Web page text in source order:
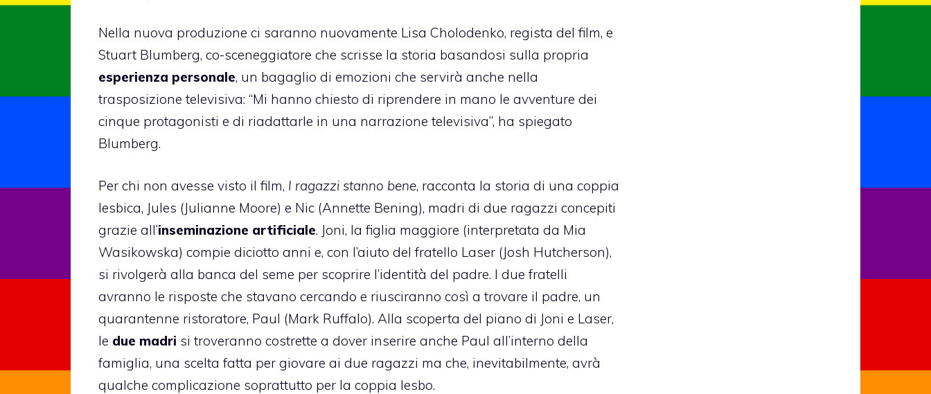
Nella nuova produzione ci saranno nuovamente Lisa Cholodenko, regista del film, e
Stuart Blumberg, co-sceneggiatore che scrisse la storia basandosi sulla propria
esperienza personale, un bagaglio di emozioni che servirà anche nella
trasposizione televisiva: “Mi hanno chiesto di riprendere in mano le avventure dei
cinque protagonisti e di riadattarle in una narrazione televisiva”, ha spiegato
Blumberg.
Per chi non avesse visto il film, I ragazzi stanno bene, racconta la storia di una coppia
lesbica, Jules (Julianne Moore) e Nic (Annette Bening), madri di due ragazzi concepiti
grazie all’inseminazione artificiale. Joni, la figlia maggiore (interpretata da Mia
Wasikowska) compie diciotto anni e, con l’aiuto del fratello Laser (Josh Hutcherson),
si rivolgerà alla banca del seme per scoprire l’identità del padre. I due fratelli
avranno le risposte che stavano cercando e riusciranno così a trovare il padre, un
quarantenne ristoratore, Paul (Mark Ruffalo). Alla scoperta del piano di Joni e Laser,
le due madri si troveranno costrette a dover inserire anche Paul all’interno della
famiglia, una scelta fatta per giovare ai due ragazzi ma che, inevitabilmente, avrà
qualche complicazione soprattutto per la coppia lesbo.